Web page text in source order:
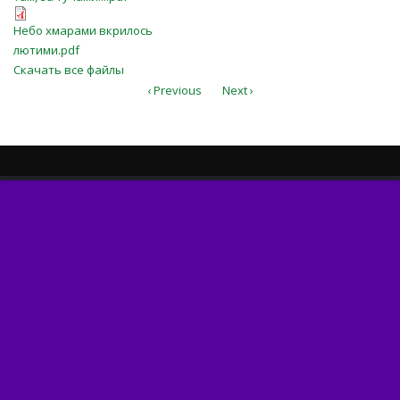
Небо хмарами вкрилось
лютими.pdf
Небо хмарами вкрилось
лютими.pdf
Скачать все файлы
‹ Previous Next ›